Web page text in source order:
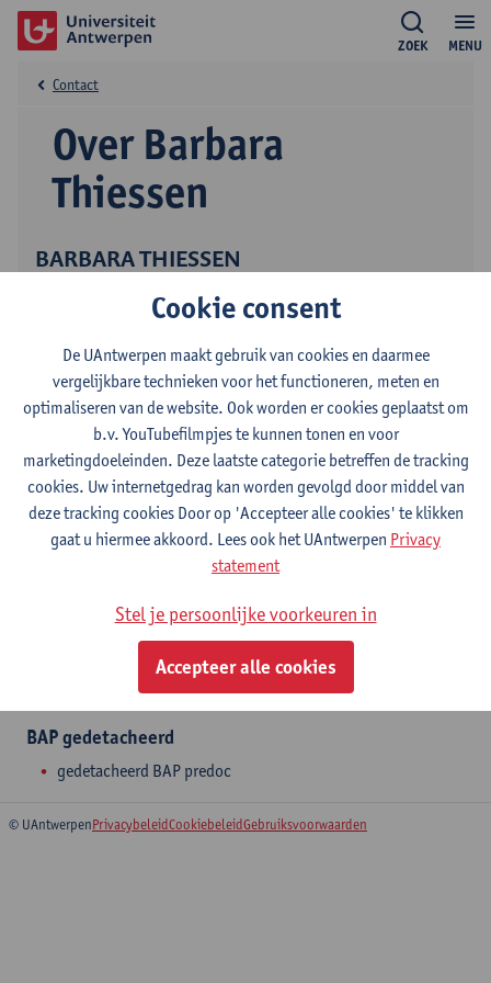
MENU
ZOEK
BARBARA THIESSEN
Onderzoek
Over Barbara
Thiessen
Contact
Departement Farmaceutische Wetenschappen
Statuut & functies
BAP gedetacheerd
gedetacheerd BAP predoc
© UAntwerpenPrivacybeleidCookiebeleidGebruiksvoorwaarden
Cookie consent
De UAntwerpen maakt gebruik van cookies en daarmee
vergelijkbare technieken voor het functioneren, meten en
optimaliseren van de website. Ook worden er cookies geplaatst om
b.v. YouTubefilmpjes te kunnen tonen en voor
marketingdoeleinden. Deze laatste categorie betreffen de tracking
cookies. Uw internetgedrag kan worden gevolgd door middel van
deze tracking cookies Door op 'Accepteer alle cookies' te klikken
gaat u hiermee akkoord. Lees ook het UAntwerpen Privacy
statement
Stel je persoonlijke voorkeuren in
Accepteer alle cookies